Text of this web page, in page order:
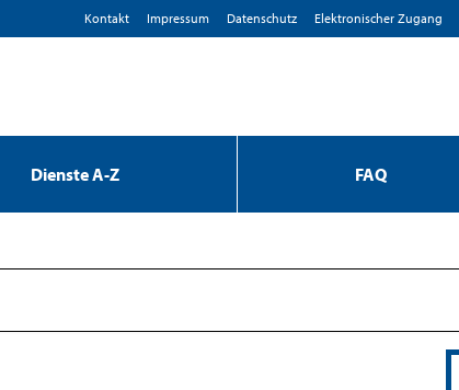
Kontakt Impressum D­atenschutz Elektronischer Zugang
Dienste A-Z FAQ